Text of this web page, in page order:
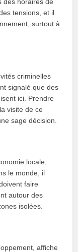
tensions, et il
surtout à
criminelles
signalé que des
ici. Prendre
visite de ce
sage décision.
locale,
le monde, il
faire
autour des
isolées.
affiche